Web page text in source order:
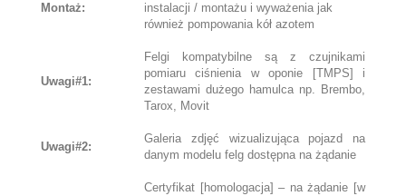
Montaż:
instalacji / montażu i wyważenia jak
również pompowania kół azotem
Uwagi#1:
Felgi kompatybilne są z czujnikami
pomiaru ciśnienia w oponie [TMPS] i
zestawami dużego hamulca np. Brembo,
Tarox, Movit
Uwagi#2:
Galeria zdjęć wizualizująca pojazd na
danym modelu felg dostępna na żądanie
Certyfikat [homologacja] – na żądanie [w